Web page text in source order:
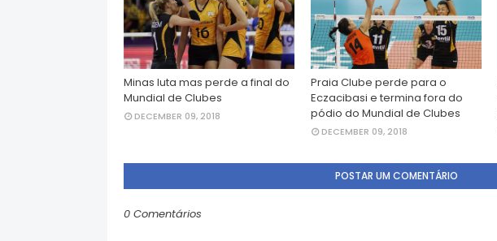
Minas luta mas perde a final do
Mundial de Clubes
DECEMBER 09, 2018
Praia Clube perde para o
Eczacibasi e termina fora do
pódio do Mundial de Clubes
DECEMBER 09, 2018
POSTAR UM COMENTÁRIO
0 Comentários